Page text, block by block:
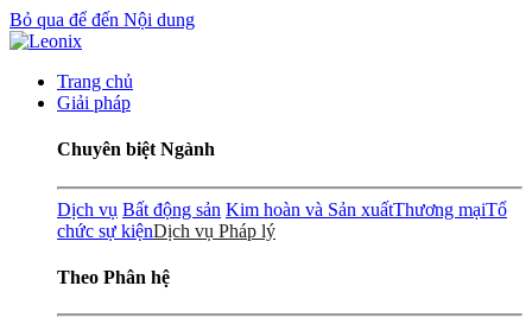
Bỏ qua để đến Nội dung
Trang chủ
Giải pháp
Chuyên biệt Ngành
Dịch vụ Bất động sản Kim hoàn và Sản xuấtThương mạiTổ
chức sự kiệnDịch vụ Pháp lý
Theo Phân hệ